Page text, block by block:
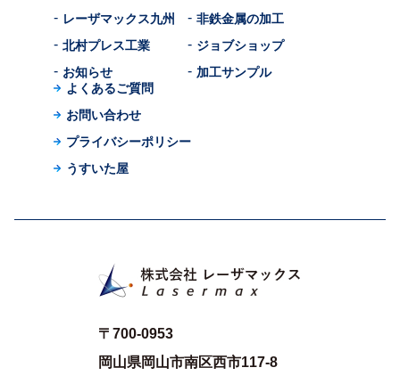
〒700-0953
岡山県岡山市南区西市117-8
レーザマックス九州
北村プレス工業
お知らせ
非鉄金属の加工
ジョブショップ
加工サンプル
よくあるご質問
お問い合わせ
プライバシーポリシー
うすいた屋